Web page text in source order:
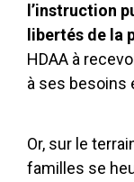
l’instruction
libertés de la
HDAA à
à ses besoins
Or, sur le
familles se